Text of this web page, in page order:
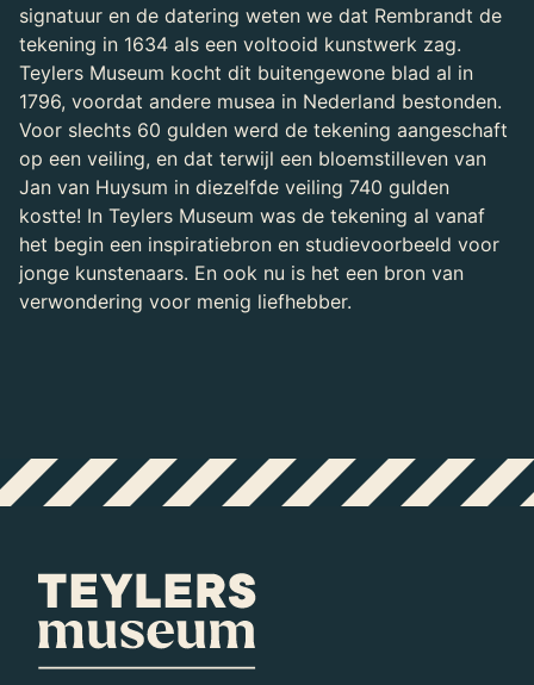
signatuur en de datering weten we dat Rembrandt de
tekening in 1634 als een voltooid kunstwerk zag.
Teylers Museum kocht dit buitengewone blad al in
1796, voordat andere musea in Nederland bestonden.
Voor slechts 60 gulden werd de tekening aangeschaft
op een veiling, en dat terwijl een bloemstilleven van
Jan van Huysum in diezelfde veiling 740 gulden
kostte! In Teylers Museum was de tekening al vanaf
het begin een inspiratiebron en studievoorbeeld voor
jonge kunstenaars. En ook nu is het een bron van
verwondering voor menig liefhebber.